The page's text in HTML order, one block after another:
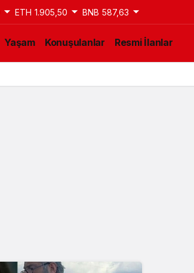
ETH 1.905,50 BNB 587,63
Yaşam Konuşulanlar Resmi İlanlar